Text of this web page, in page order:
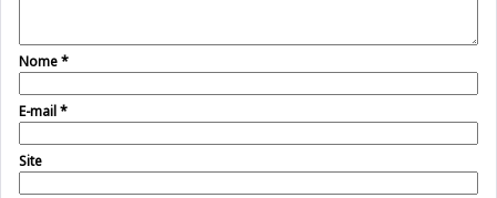
Nome*
E-mail*
Site